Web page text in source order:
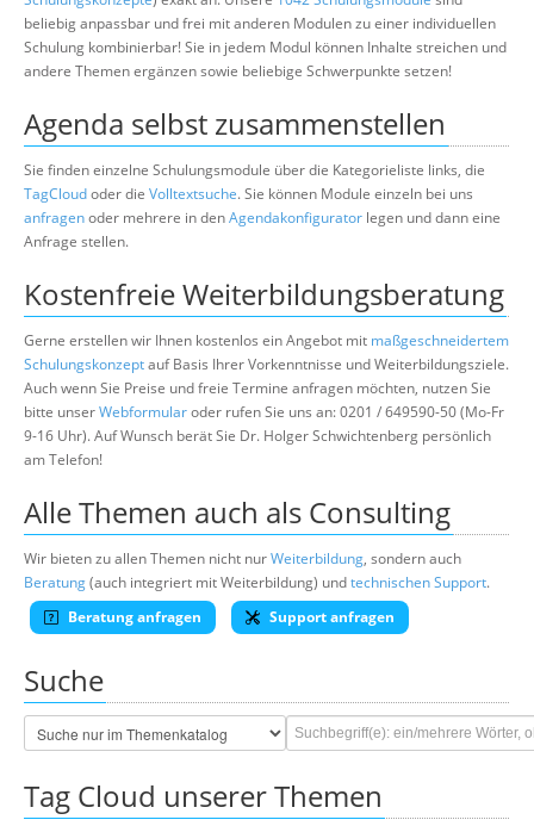
beliebig anpassbar und frei mit anderen Modulen zu einer individuellen
Schulung kombinierbar! Sie in jedem Modul können Inhalte streichen und
andere Themen ergänzen sowie beliebige Schwerpunkte setzen!
Agenda selbst zusammenstellen
Sie finden einzelne Schulungsmodule über die Kategorieliste links, die
TagCloudoder die Volltextsuche. Sie können Module einzeln bei uns
anfragenoder mehrere in denAgendakonfigurator legen und dann eine
Anfrage stellen.
Kostenfreie Weiterbildungsberatung
Gerne erstellen wir Ihnen kostenlos ein Angebot mit maßgeschneidertem
Schulungskonzeptauf Basis Ihrer Vorkenntnisse und Weiterbildungsziele.
Auch wenn Sie Preise und freie Termine anfragen möchten, nutzen Sie
bitte unserWebformularoder rufen Sie uns an: 0201 / 649590-50 (Mo-Fr
9-16 Uhr). Auf Wunsch berät Sie Dr. Holger Schwichtenberg persönlich
am Telefon!
Alle Themen auch als Consulting
Wir bieten zu allen Themen nicht nurWeiterbildung, sondern auch
Beratung(auch integriert mit Weiterbildung) undtechnischen Support.
Beratung anfragen
Support anfragen
Suche
Tag Cloud unserer Themen